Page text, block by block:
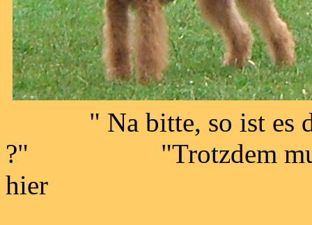
" Na bitte, so ist es
?" "Trotzdem muss
hier